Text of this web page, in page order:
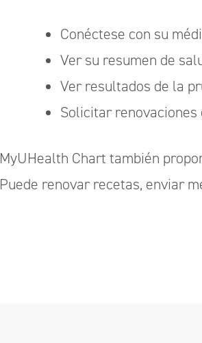
Conéctese con su
Ver su resumen de
Ver resultados de la
Solicitar renovaciones
MyUHealth Chart también
Puede renovar recetas, enviar